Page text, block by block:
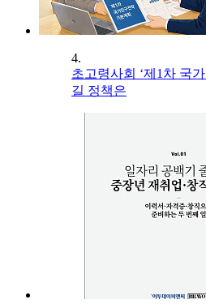
4.
초고령사회 ‘제1차 국
길 정책은